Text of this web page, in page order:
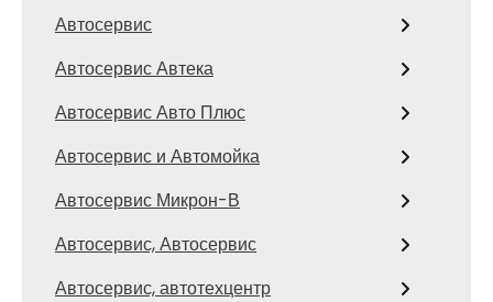
Автосервис
Автосервис Автека
Автосервис Авто Плюс
Автосервис и Автомойка
Автосервис Микрон-В
Автосервис, Автосервис
Автосервис, автотехцентр